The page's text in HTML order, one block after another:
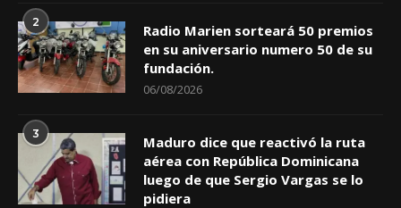
2
Radio Marien sorteará 50 premios
en su aniversario numero 50 de su
fundación.
06/08/2026
3
Maduro dice que reactivó la ruta
aérea con República Dominicana
luego de que Sergio Vargas se lo
pidiera